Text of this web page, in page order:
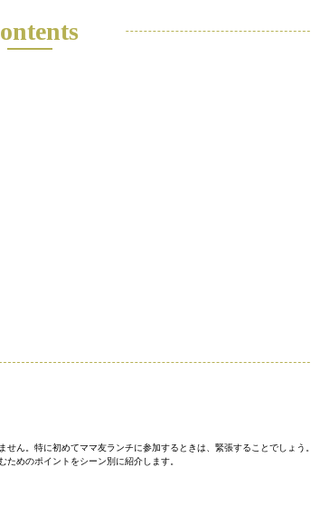
せん。特に初めてママ友ランチに参加するときは、緊張することでしょう。
ためのポイントをシーン別に紹介します。